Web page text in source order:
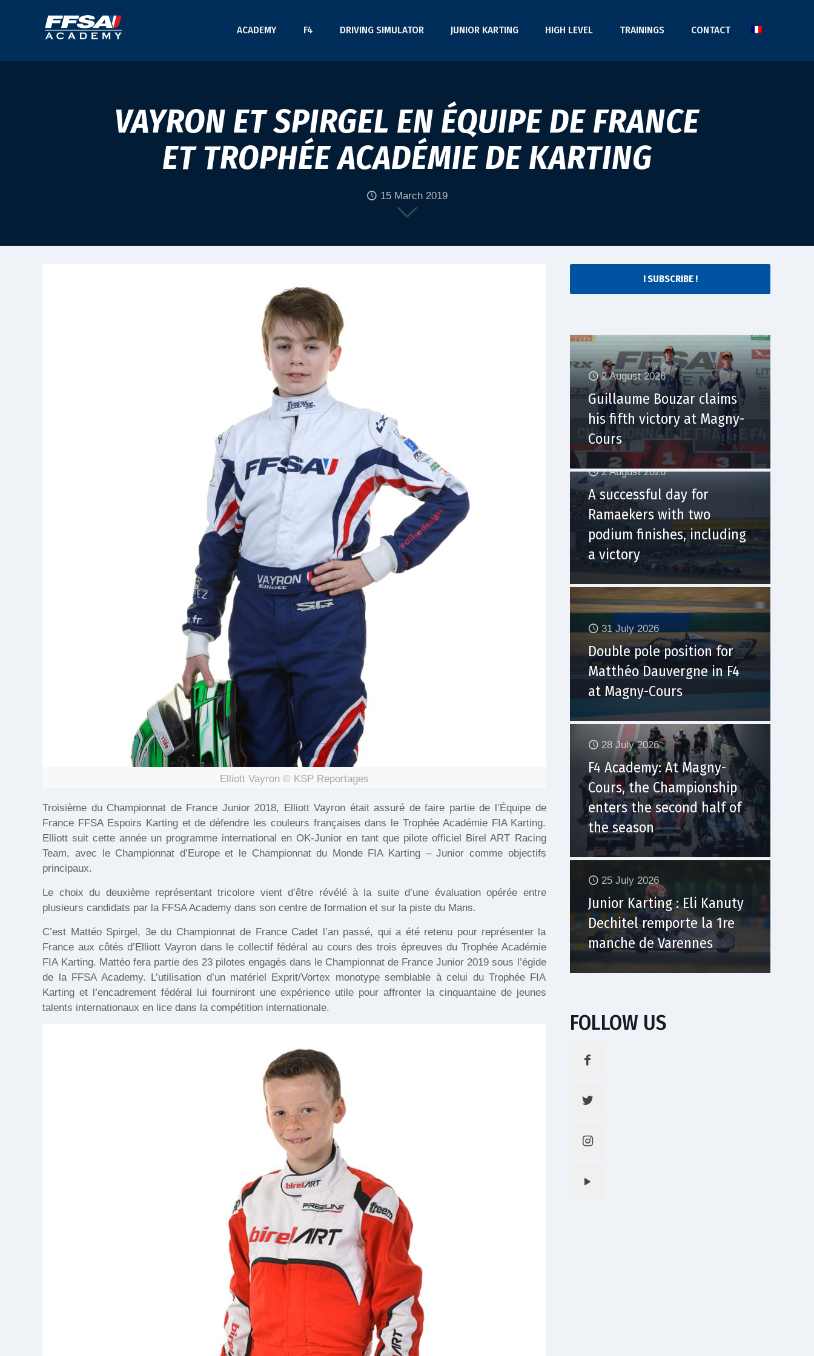
ACADEMY F4 DRIVING SIMULATOR JUNIOR KARTING HIGH LEVEL TRAININGS CONTACT
VAYRON ET SPIRGEL EN ÉQUIPE DE FRANCE
ET TROPHÉE ACADÉMIE DE KARTING
15 March 2019
Elliott Vayron © KSP Reportages
Troisième du Championnat de France Junior 2018, Elliott Vayron était assuré de faire partie de l’Équipe de
France FFSA Espoirs Karting et de défendre les couleurs françaises dans le Trophée Académie FIA Karting.
Elliott suit cette année un programme international en OK-Junior en tant que pilote officiel Birel ART Racing
Team, avec le Championnat d’Europe et le Championnat du Monde FIA Karting – Junior comme objectifs
principaux.
Le choix du deuxième représentant tricolore vient d’être révélé à la suite d’une évaluation opérée entre
plusieurs candidats par la FFSA Academy dans son centre de formation et sur la piste du Mans.
C’est Mattéo Spirgel, 3e du Championnat de France Cadet l’an passé, qui a été retenu pour représenter la
France aux côtés d’Elliott Vayron dans le collectif fédéral au cours des trois épreuves du Trophée Académie
FIA Karting. Mattéo fera partie des 23 pilotes engagés dans le Championnat de France Junior 2019 sous l’égide
de la FFSA Academy. L’utilisation d’un matériel Exprit/Vortex monotype semblable à celui du Trophée FIA
Karting et l’encadrement fédéral lui fourniront une expérience utile pour affronter la cinquantaine de jeunes
talents internationaux en lice dans la compétition internationale.
I SUBSCRIBE !
2 August 2026
Guillaume Bouzar claims
his fifth victory at Magny-
Cours
2 August 2026
A successful day for
Ramaekers with two
podium finishes, including
a victory
31 July 2026
Double pole position for
Matthéo Dauvergne in F4
at Magny-Cours
28 July 2026
F4 Academy: At Magny-
Cours, the Championship
enters the second half of
the season
25 July 2026
Junior Karting : Eli Kanuty
Dechitel remporte la 1re
manche de Varennes
FOLLOW US